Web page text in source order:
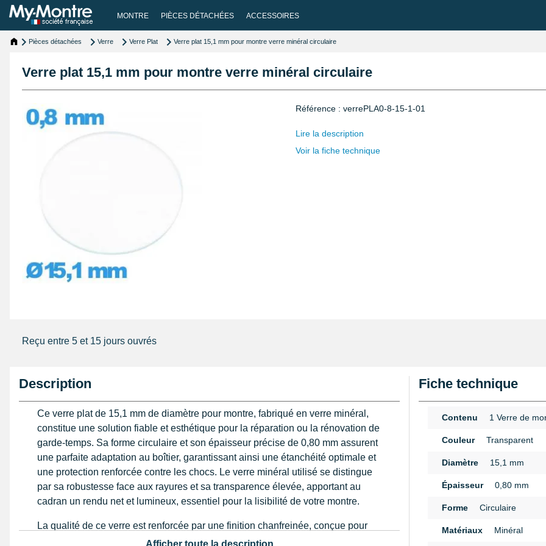
MONTRE PIÈCES DÉTACHÉES ACCESSOIRES
Pièces détachées Verre Verre Plat Verre plat 15,1 mm pour montre verre minéral circulaire
Verre plat 15,1 mm pour montre verre minéral circulaire
Référence : verrePLA0-8-15-1-01
Lire la description
Voir la fiche technique
Reçu entre 5 et 15 jours ouvrés
Description
Ce verre plat de 15,1 mm de diamètre pour montre, fabriqué en verre minéral,
constitue une solution fiable et esthétique pour la réparation ou la rénovation de
garde-temps. Sa forme circulaire et son épaisseur précise de 0,80 mm assurent
une parfaite adaptation au boîtier, garantissant ainsi une étanchéité optimale et
une protection renforcée contre les chocs. Le verre minéral utilisé se distingue
par sa robustesse face aux rayures et sa transparence élevée, apportant au
cadran un rendu net et lumineux, essentiel pour la lisibilité de votre montre.
La qualité de ce verre est renforcée par une finition chanfreinée, conçue pour
faciliter son insertion dans le boîtier tout en assurant une finition soignée. Cette
Afficher toute la description
Fiche technique
Contenu 1 Verre de
Couleur Transparent
Diamètre 15,1 mm
Épaisseur 0,80 mm
Forme Circulaire
Matériaux Minéral